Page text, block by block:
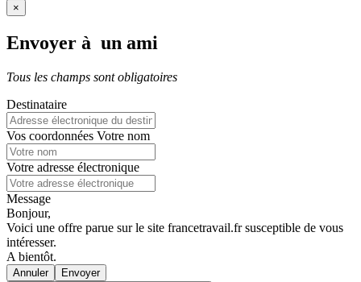
×
Envoyer à un ami
Tous les champs sont obligatoires
Destinataire
Vos coordonnées Votre nom
Votre adresse électronique
Message
Bonjour,
Voici une offre parue sur le site francetravail.fr susceptible de vous
intéresser.
A bientôt.
Annuler